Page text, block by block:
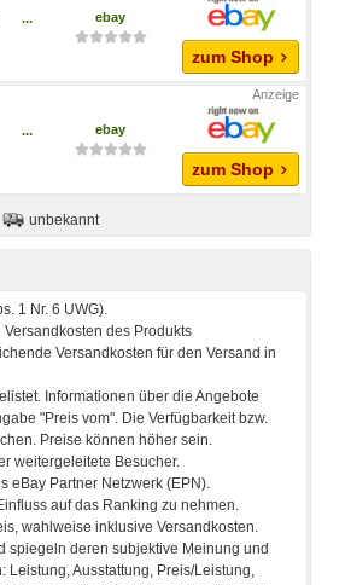
...
ebay
zum Shop
...
ebay
zum Shop
unbekannt